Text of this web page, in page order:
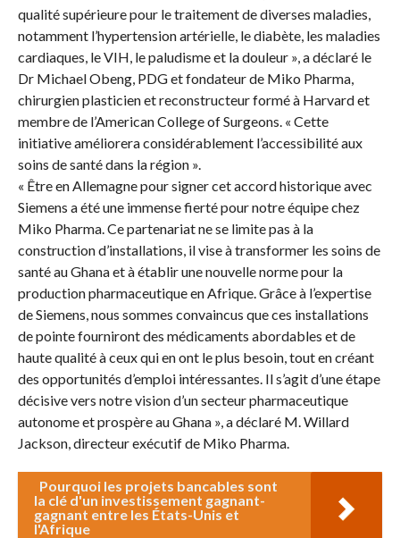
qualité supérieure pour le traitement de diverses maladies,
notamment l’hypertension artérielle, le diabète, les maladies
cardiaques, le VIH, le paludisme et la douleur », a déclaré le
Dr Michael Obeng, PDG et fondateur de Miko Pharma,
chirurgien plasticien et reconstructeur formé à Harvard et
membre de l’American College of Surgeons. « Cette
initiative améliorera considérablement l’accessibilité aux
soins de santé dans la région ».
« Être en Allemagne pour signer cet accord historique avec
Siemens a été une immense fierté pour notre équipe chez
Miko Pharma. Ce partenariat ne se limite pas à la
construction d’installations, il vise à transformer les soins de
santé au Ghana et à établir une nouvelle norme pour la
production pharmaceutique en Afrique. Grâce à l’expertise
de Siemens, nous sommes convaincus que ces installations
de pointe fourniront des médicaments abordables et de
haute qualité à ceux qui en ont le plus besoin, tout en créant
des opportunités d’emploi intéressantes. Il s’agit d’une étape
décisive vers notre vision d’un secteur pharmaceutique
autonome et prospère au Ghana », a déclaré M. Willard
Jackson, directeur exécutif de Miko Pharma.
Pourquoi les projets bancables sont
la clé d'un investissement gagnant-
gagnant entre les États-Unis et
l'Afrique